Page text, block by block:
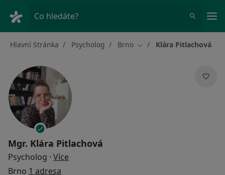
Co hledáte?
Hlavní Stránka Psycholog Brno Změna města
Klára Pitlachová
Mgr. Klára Pitlachová
Psycholog · Více
Brno 1 adresa